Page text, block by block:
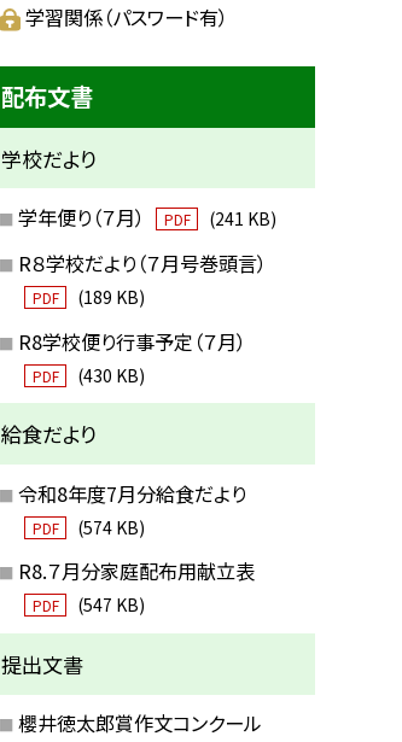
学習関係（パスワード有）
配布文書
学校だより
学年便り（７月） PDF (241 KB)
R８学校だより（７月号巻頭言）
PDF (189 KB)
R8学校便り行事予定（７月）
PDF (430 KB)
給食だより
令和8年度7月分給食だより
PDF (574 KB)
R8.７月分家庭配布用献立表
PDF (547 KB)
提出文書
櫻井徳太郎賞作文コンクール